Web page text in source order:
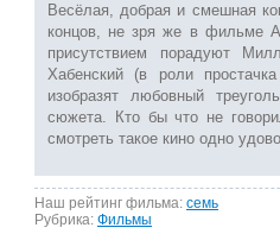
Весёлая, добрая и смешная
концов, не зря же в фильме
присутствием порадуют
Хабенский (в роли
изобразят любовный
сюжета. Кто бы что не
смотреть такое кино одно
Наш рейтинг фильма: семь
Рубрика: Фильмы